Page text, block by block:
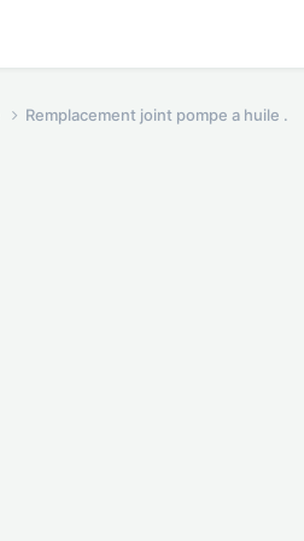
Remplacement joint pompe a huile .